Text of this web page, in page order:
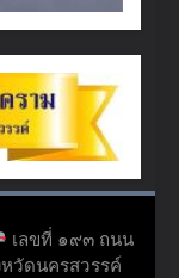
เลขที่ ๑๙๓ ถนน
วัดนครสวรรค์